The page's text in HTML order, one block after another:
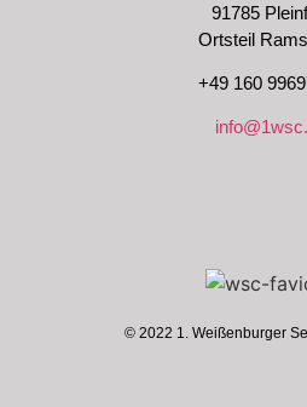
91785
Ortsteil
+49 160
© 2022 1. Weißenburger